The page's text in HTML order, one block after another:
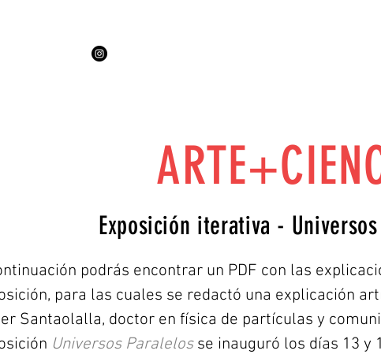
Exposición iterativa -
podrás encontrar un PDF con las
para las cuales se redactó una explicación
Santaolalla, doctor en física de partículas y
Universos Paralelosse inauguró los días 13 y